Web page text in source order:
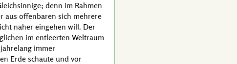
denn im Rahmen
aus offenbaren sich mehrere
näher eingehen will. Der
im entleerten Weltraum
immer
Erde schaute und vor